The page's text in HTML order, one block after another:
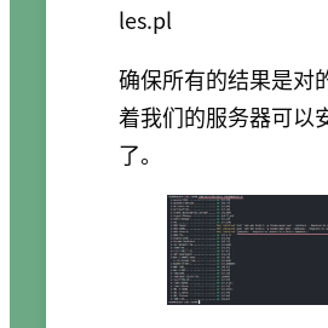
确保所有的结果是对
着我们的服务器可以
了。